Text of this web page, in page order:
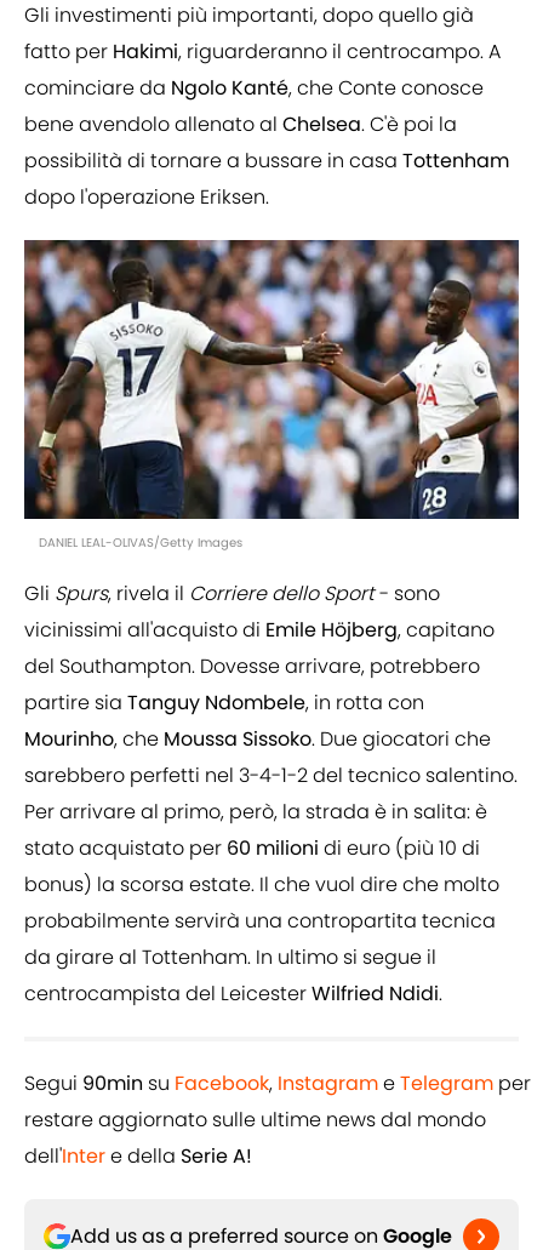
Gli investimenti più importanti, dopo quello già
fatto per Hakimi, riguarderanno il centrocampo. A
cominciare da Ngolo Kanté, che Conte conosce
bene avendolo allenato al Chelsea. C'è poi la
possibilità di tornare a bussare in casa Tottenham
dopo l'operazione Eriksen.
DANIEL LEAL-OLIVAS/Getty Images
Gli Spurs, rivela il Corriere dello Sport- sono
vicinissimi all'acquisto di Emile Höjberg, capitano
del Southampton. Dovesse arrivare, potrebbero
partire sia Tanguy Ndombele, in rotta con
Mourinho, che Moussa Sissoko. Due giocatori che
sarebbero perfetti nel 3-4-1-2 del tecnico salentino.
Per arrivare al primo, però, la strada è in salita: è
stato acquistato per 60 milioni di euro (più 10 di
bonus) la scorsa estate. Il che vuol dire che molto
probabilmente servirà una contropartita tecnica
da girare al Tottenham. In ultimo si segue il
centrocampista del LeicesterWilfried Ndidi.
Segui 90min su Facebook, InstagrameTelegram per
restare aggiornato sulle ultime news dal mondo
dell'Intere della Serie A!
Add us as a preferred source on Google